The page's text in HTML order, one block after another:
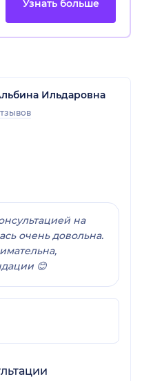
Узнать больше
Ильдаровна
на
очень довольна.
😊